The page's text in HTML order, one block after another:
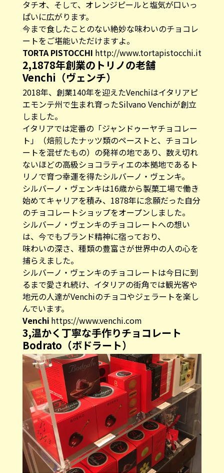
タチオ、そして、オレンジピールと塩気が口いっ
ぱいに広がります。
今まで食したことのない絶妙な味わいのチョコレ
ートをご堪能いただけますよ。
TORTA PISTOCCHI http://www.tortapistocchi.it
2,1878年創業のトリノの老舗
Venchi（ヴェンチ）
2018年、創業140年を迎えたVenchiはイタリアピ
エモンテ州で生まれ育ったSilvano Venchiが創立
しました。
イタリアでは定番の「ジャンドゥーヤチョコレー
ト」（焙煎したナッツ類のペーストと、チョコレ
ートを混ぜたもの）の発祥の地であり、数え切れ
ないほどの高級ショコラティエの本拠地であるト
リノで育つ幸運を得たシルバーノ・ヴェンキ。
シルバーノ・ヴェンキは16歳から製菓工場で働き
始めてキャリアを積み、1878年に念願だった自分
のチョコレートショップをオープンしました。
シルバーノ・ヴェンキのチョコレートへの想い
は、今でもブランド精神に宿っており、
味わいの深さ、種類の豊富さが世界中の人の心を
捕らえました。
シルバーノ・ヴェンキのチョコレートは今日に到
るまで愛され続け、イタリアの街角では観光客や
地元の人達がVenchiのチョコやジェラートを楽し
んでいます。
Venchi https://www.venchi.com
3,温かく丁寧な手作りチョコレート
Bodrato（ボドラート）